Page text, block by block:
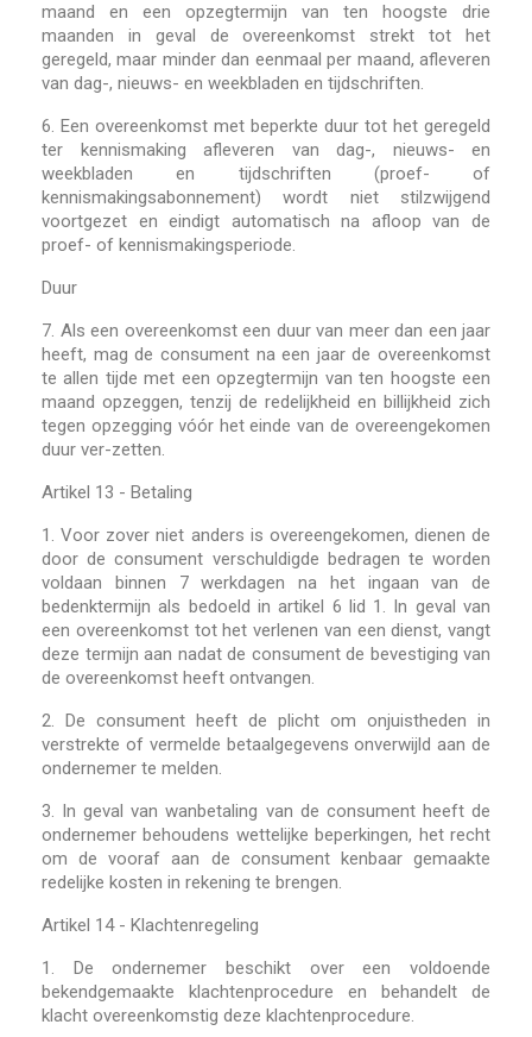
maand en een opzegtermijn van ten hoogste drie
maanden in geval de overeenkomst strekt tot het
geregeld, maar minder dan eenmaal per maand, afleveren
van dag-, nieuws- en weekbladen en tijdschriften.
6. Een overeenkomst met beperkte duur tot het geregeld
ter kennismaking afleveren van dag-, nieuws- en
weekbladen en tijdschriften (proef- of
kennismakingsabonnement) wordt niet stilzwijgend
voortgezet en eindigt automatisch na afloop van de
proef- of kennismakingsperiode.
Duur
7. Als een overeenkomst een duur van meer dan een jaar
heeft, mag de consument na een jaar de overeenkomst
te allen tijde met een opzegtermijn van ten hoogste een
maand opzeggen, tenzij de redelijkheid en billijkheid zich
tegen opzegging vóór het einde van de overeengekomen
duur ver-zetten.
Artikel 13 - Betaling
1. Voor zover niet anders is overeengekomen, dienen de
door de consument verschuldigde bedragen te worden
voldaan binnen 7 werkdagen na het ingaan van de
bedenktermijn als bedoeld in artikel 6 lid 1. In geval van
een overeenkomst tot het verlenen van een dienst, vangt
deze termijn aan nadat de consument de bevestiging van
de overeenkomst heeft ontvangen.
2. De consument heeft de plicht om onjuistheden in
verstrekte of vermelde betaalgegevens onverwijld aan de
ondernemer te melden.
3. In geval van wanbetaling van de consument heeft de
ondernemer behoudens wettelijke beperkingen, het recht
om de vooraf aan de consument kenbaar gemaakte
redelijke kosten in rekening te brengen.
Artikel 14 - Klachtenregeling
1.
De ondernemer beschikt over een voldoende
bekendgemaakte klachtenprocedure en behandelt de
klacht overeenkomstig deze klachtenprocedure.